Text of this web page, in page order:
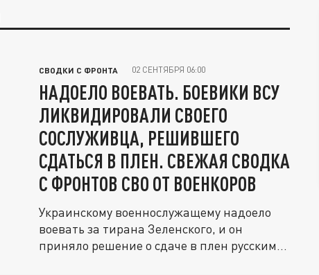
СВОДКИ С ФРОНТА 02 СЕНТЯБРЯ 06:00
НАДОЕЛО ВОЕВАТЬ. БОЕВИКИ ВСУ
ЛИКВИДИРОВАЛИ СВОЕГО
СОСЛУЖИВЦА, РЕШИВШЕГО
СДАТЬСЯ В ПЛЕН. СВЕЖАЯ СВОДКА
С ФРОНТОВ СВО ОТ ВОЕНКОРОВ
Украинскому военнослужащему надоело
воевать за тирана Зеленского, и он
приняло решение о сдаче в плен русским...